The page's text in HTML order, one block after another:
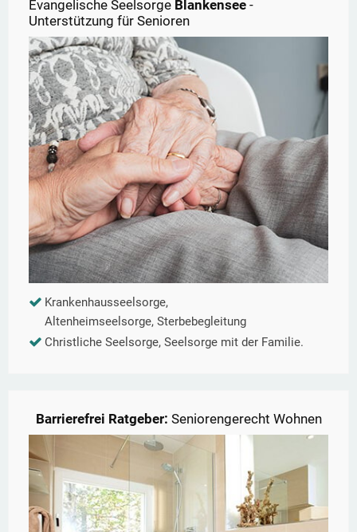
Evangelische Seelsorge Blankensee -
Unterstützung für Senioren
Krankenhausseelsorge,
Altenheimseelsorge, Sterbebegleitung
Christliche Seelsorge, Seelsorge mit der Familie.
Barrierefrei Ratgeber: Seniorengerecht Wohnen